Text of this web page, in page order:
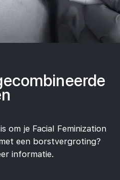
om je Facial Feminization
een borstvergroting?
informatie.